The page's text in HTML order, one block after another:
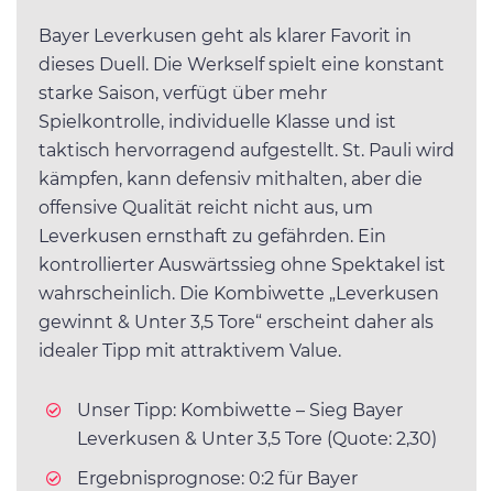
Bayer Leverkusen geht als klarer Favorit in
dieses Duell. Die Werkself spielt eine konstant
starke Saison, verfügt über mehr
Spielkontrolle, individuelle Klasse und ist
taktisch hervorragend aufgestellt. St. Pauli wird
kämpfen, kann defensiv mithalten, aber die
offensive Qualität reicht nicht aus, um
Leverkusen ernsthaft zu gefährden. Ein
kontrollierter Auswärtssieg ohne Spektakel ist
wahrscheinlich. Die Kombiwette „Leverkusen
gewinnt & Unter 3,5 Tore“ erscheint daher als
idealer Tipp mit attraktivem Value.
Unser Tipp: Kombiwette – Sieg Bayer
Leverkusen & Unter 3,5 Tore (Quote: 2,30)
Ergebnisprognose: 0:2 für Bayer